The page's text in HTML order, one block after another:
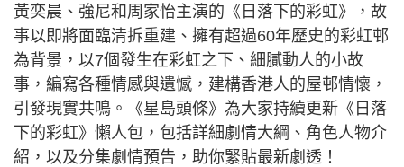
黃奕晨、強尼和周家怡主演的《日落下的彩虹》，故
事以即將面臨清拆重建、擁有超過60年歷史的彩虹邨
為背景，以7個發生在彩虹之下、細膩動人的小故
事，編寫各種情感與遺憾，建構香港人的屋邨情懷，
引發現實共鳴。《星島頭條》為大家持續更新《日落
下的彩虹》懶人包，包括詳細劇情大綱、角色人物介
紹，以及分集劇情預告，助你緊貼最新劇透！